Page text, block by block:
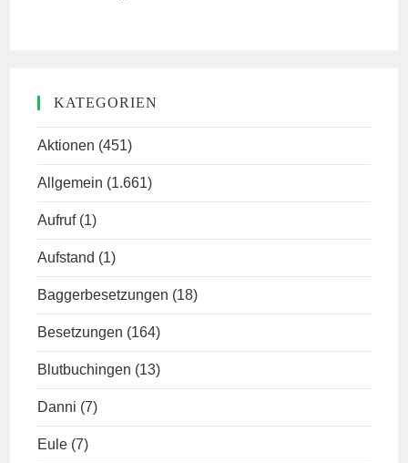
KATEGORIEN
Aktionen (451)
Allgemein (1.661)
Aufruf (1)
Aufstand (1)
Baggerbesetzungen (18)
Besetzungen (164)
Blutbuchingen (13)
Danni (7)
Eule (7)